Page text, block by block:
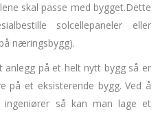
skal passe med bygget.Dette
solcellepaneler eller
næringsbygg).
anlegg på et helt nytt bygg så er
på et eksisterende bygg.Ved å
ingeniører så kan man lage et